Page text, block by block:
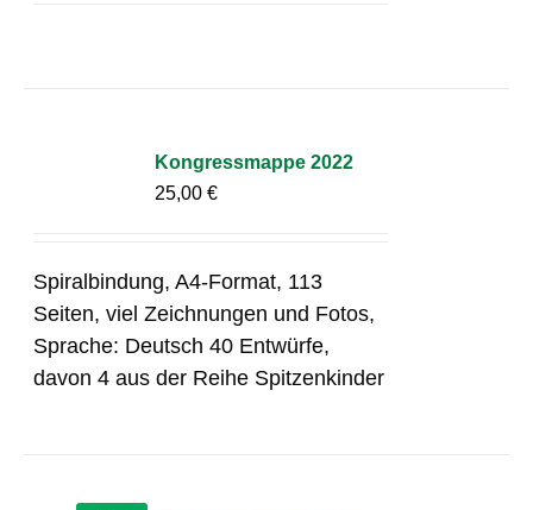
Kongressmappe 2022
25,00€
Spiralbindung, A4-Format, 113
Seiten, viel Zeichnungen und Fotos,
Sprache: Deutsch 40 Entwürfe,
davon 4 aus der Reihe Spitzenkinder